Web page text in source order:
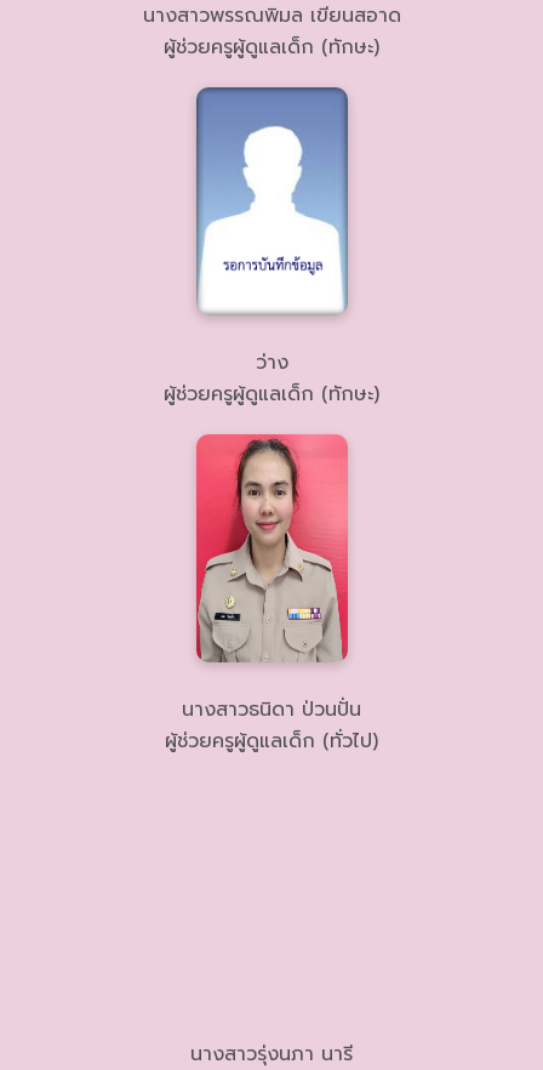
นางสาวพรรณพิมล เขียนสอาด
ผู้ช่วยครูผู้ดูแลเด็ก (ทักษะ)
ว่าง
ผู้ช่วยครูผู้ดูแลเด็ก (ทักษะ)
นางสาวธนิดา ป่วนปั่น
ผู้ช่วยครูผู้ดูแลเด็ก (ทั่วไป)
นางสาวรุ่งนภา นารี